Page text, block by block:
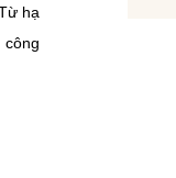
hạ
công